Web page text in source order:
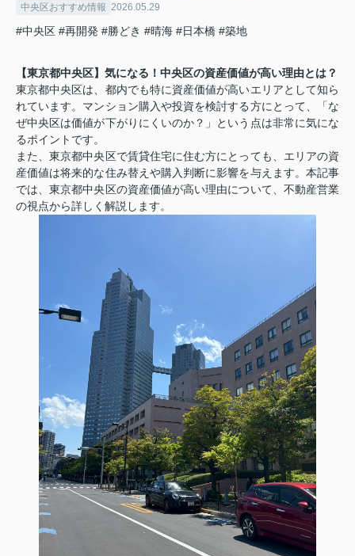
中央区おすすめ情報 2026.05.29
#中央区 #再開発 #勝どき #晴海 #日本橋 #築地
【東京都中央区】気になる！中央区の資産価値が高い理由とは？
東京都中央区は、都内でも特に資産価値が高いエリアとして知ら
れています。マンション購入や投資を検討する方にとって、「な
ぜ中央区は価値が下がりにくいのか？」という点は非常に気にな
るポイントです。
また、東京都中央区で賃貸住宅に住む方にとっても、エリアの資
産価値は将来的な住み替えや購入判断に影響を与えます。本記事
では、東京都中央区の資産価値が高い理由について、不動産営業
の視点から詳しく解説します。